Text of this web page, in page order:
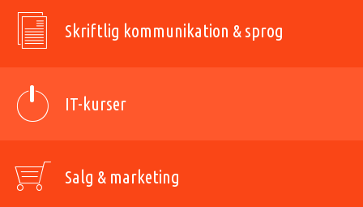
Skriftlig kommunikation & sprog
IT-kurser
Salg & marketing